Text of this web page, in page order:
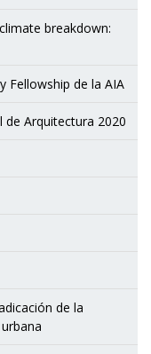
breakdown:
Fellowship de la AIA
Arquitectura 2020
de la